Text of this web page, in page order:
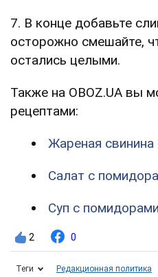
7. В конце добавьте
осторожно смешайте,
остались целыми.
Также на OBOZ.UA вы
рецептами:
Жареная
Салат с
Суп с помидорами
2 0
Теги Редакционная политика